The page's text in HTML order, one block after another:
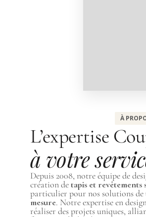
À
L’expertise
à votre
Depuis 2008, notre équipe de
création detapis et revêtements
particulier pour nos solutions de
mesure. Notre expertise en
réaliser des projets uniques,